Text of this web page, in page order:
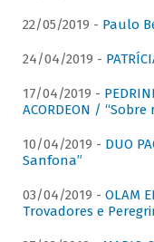
22/05/2019 - Paulo
24/04/2019 -
17/04/2019 -
ACORDEON /
10/04/2019 - DUO
Sanfona”
03/04/2019 - OLAM
Trovadores e